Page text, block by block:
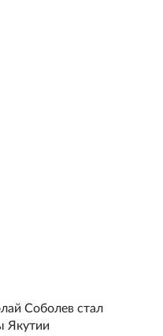
Соболев стал
Якутии